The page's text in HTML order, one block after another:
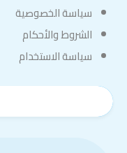
سياسة الخصوصية
الشروط والأحكام
سياسة الاستخدام